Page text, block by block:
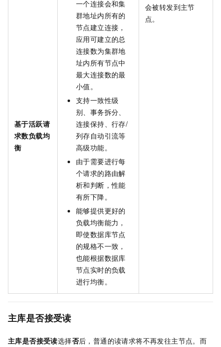
会被转发到主节
点。
基于活跃请
求数负载均
衡
一个连接会和集
群地址内所有的
节点建立连接，
应用可建立的总
连接数为集群地
址内所有节点中
最大连接数的最
小值。
支持一致性级
别、事务拆分、
连接保持、行存/
列存自动引流等
高级功能。
由于需要进行每
个请求的路由解
析和判断，性能
有所下降。
能够提供更好的
负载均衡能力，
即使数据库节点
的规格不一致，
也能根据数据库
节点实时的负载
进行均衡。
主库是否接受读
主库是否接受读选择否后，普通的读请求将不再发往主节点。而